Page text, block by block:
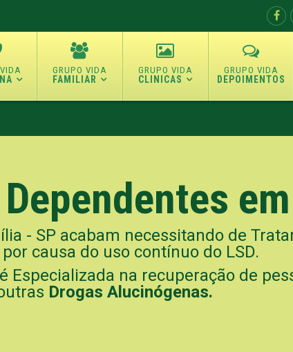
FAMILIAR CLINICAS DEPOIMENTOS
- SP acabam necessitando de
causa do uso contínuo do LSD.
Especializada na recuperação de
Drogas Alucinógenas.